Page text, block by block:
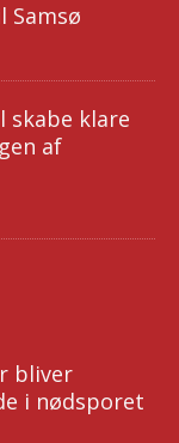
Samsø
skabe klare
af
bliver
i nødsporet